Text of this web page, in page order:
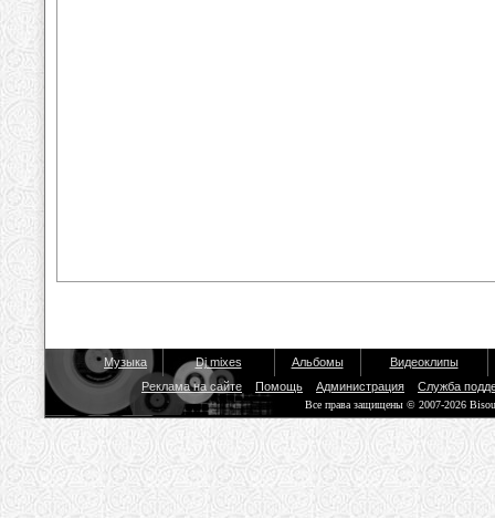
Музыка Dj mixes Альбомы
Видеоклипы
Реклама на сайте
Помощь Администрация Служба
Все права защищены © 2007-2026